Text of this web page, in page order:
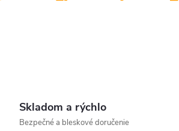
Skladom a rýchlo
Bezpečné a bleskové doručenie